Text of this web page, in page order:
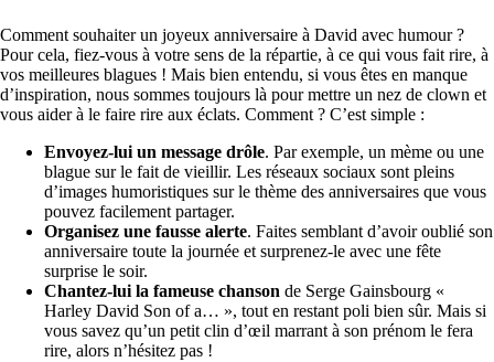
Comment souhaiter un joyeux anniversaire à David avec humour ?
Pour cela, fiez-vous à votre sens de la répartie, à ce qui vous fait rire, à
vos meilleures blagues ! Mais bien entendu, si vous êtes en manque
d’inspiration, nous sommes toujours là pour mettre un nez de clown et
vous aider à le faire rire aux éclats. Comment ? C’est simple :
Envoyez-lui un message drôle. Par exemple, un mème ou une
blague sur le fait de vieillir. Les réseaux sociaux sont pleins
d’images humoristiques sur le thème des anniversaires que vous
pouvez facilement partager.
Organisez une fausse alerte. Faites semblant d’avoir oublié son
anniversaire toute la journée et surprenez-le avec une fête
surprise le soir.
Chantez-lui la fameuse chanson de Serge Gainsbourg «
Harley David Son of a… », tout en restant poli bien sûr. Mais si
vous savez qu’un petit clin d’œil marrant à son prénom le fera
rire, alors n’hésitez pas !